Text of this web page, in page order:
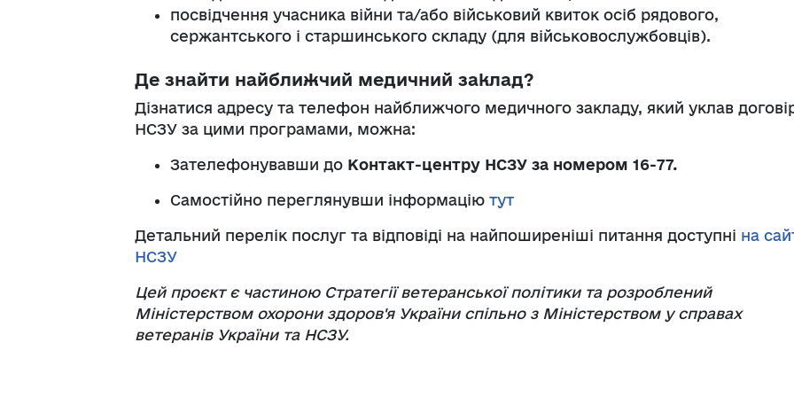
посвідчення учасника війни та/або військовий квиток осіб рядового,
сержантського і старшинського складу (для військовослужбовців).
Де знайти найближчий медичний заклад?
Дізнатися адресу та телефон найближчого медичного закладу, який уклав
НСЗУ за цими програмами, можна:
Зателефонувавши до Контакт-центру НСЗУ за номером 16-77.
Самостійно переглянувши інформацію тут
Детальний перелік послуг та відповіді на найпоширеніші питання доступні на
НСЗУ
Цей проєкт є частиною Стратегії ветеранської політики та розроблений
Міністерством охорони здоров'я України спільно з Міністерством у справах
ветеранів України та НСЗУ.